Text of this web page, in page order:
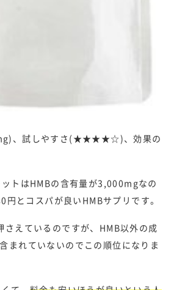
、試しやすさ(★★★★☆)、効果の
トはHMBの含有量が3,000mgなの
とコスパが良いHMBサプリです。
さえているのですが、HMB以外の成
まれていないのでこの順位になりま